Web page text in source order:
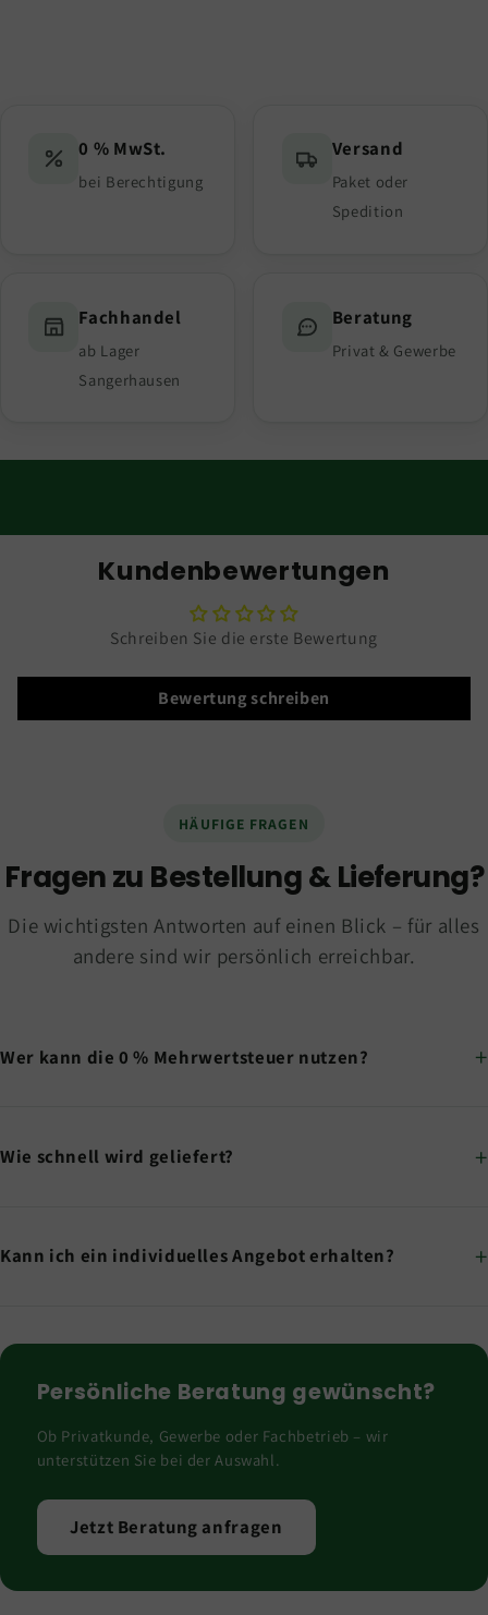
0 % MwSt.
bei Berechtigung
Versand
Paket oder
Spedition
Fachhandel
ab Lager
Sangerhausen
Beratung
Privat & Gewerbe
Kundenbewertungen
Schreiben Sie die erste Bewertung
Bewertung schreiben
HÄUFIGE FRAGEN
Fragen zu Bestellung & Lieferung?
Die wichtigsten Antworten auf einen Blick – für alles
andere sind wir persönlich erreichbar.
Wer kann die 0 % Mehrwertsteuer nutzen?
Wie schnell wird geliefert?
Kann ich ein individuelles Angebot erhalten?
Persönliche Beratung gewünscht?
Ob Privatkunde, Gewerbe oder Fachbetrieb – wir
unterstützen Sie bei der Auswahl.
Jetzt Beratung anfragen